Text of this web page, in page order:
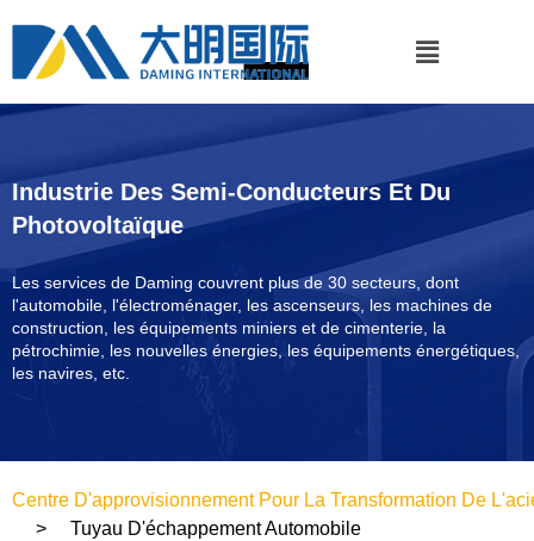
Industrie Des Semi-Conducteurs Et Du
Photovoltaïque
Les services de Daming couvrent plus de 30 secteurs, dont
l'automobile, l'électroménager, les ascenseurs, les machines de
construction, les équipements miniers et de cimenterie, la
pétrochimie, les nouvelles énergies, les équipements énergétiques,
les navires, etc.
Centre D'approvisionnement Pour La Transformation De
Tuyau D'échappement Automobile